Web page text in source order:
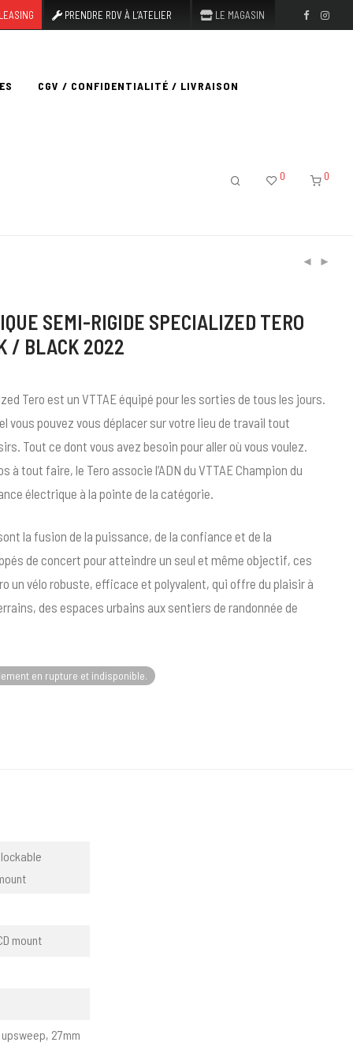
PRENDRE RDV À L’ATELIER LE MAGASIN
CGV / CONFIDENTIALITÉ / LIVRAISON
0 0
SEMI-RIGIDE SPECIALIZED TERO
/ BLACK 2022
Tero est un VTTAE équipé pour les sorties de tous les jours.
vous pouvez vous déplacer sur votre lieu de travail tout
Tout ce dont vous avez besoin pour aller où vous voulez.
à tout faire, le Tero associe l’ADN du VTTAE Champion du
électrique à la pointe de la catégorie.
la fusion de la puissance, de la confiance et de la
de concert pour atteindre un seul et même objectif, ces
un vélo robuste, efficace et polyvalent, qui offre du plaisir à
des espaces urbains aux sentiers de randonnée de
en rupture et indisponible.
mount
27mm